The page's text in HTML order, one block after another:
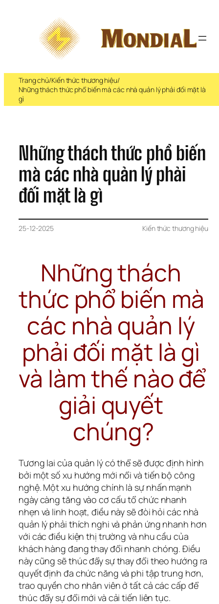
Trang chủ/Kiến thức thương hiệu/
Những thách thức phổ biến mà các nhà quản lý phải đối mặt là
gì
Những thách thức phổ biến
mà các nhà quản lý phải
đối mặt là gì
25-12-2025 Kiến thức thương hiệu
Những thách
thức phổ biến mà
các nhà quản lý
phải đối mặt là gì
và làm thế nào để
giải quyết
chúng?
Tương lai của quản lý có thể sẽ được định hình
bởi một số xu hướng mới nổi và tiến bộ công
nghệ. Một xu hướng chính là sự nhấn mạnh
ngày càng tăng vào cơ cấu tổ chức nhanh
nhẹn và linh hoạt, điều này sẽ đòi hỏi các nhà
quản lý phải thích nghi và phản ứng nhanh hơn
với các điều kiện thị trường và nhu cầu của
khách hàng đang thay đổi nhanh chóng. Điều
này cũng sẽ thúc đẩy sự thay đổi theo hướng ra
quyết định đa chức năng và phi tập trung hơn,
trao quyền cho nhân viên ở tất cả các cấp để
thúc đẩy sự đổi mới và cải tiến liên tục.